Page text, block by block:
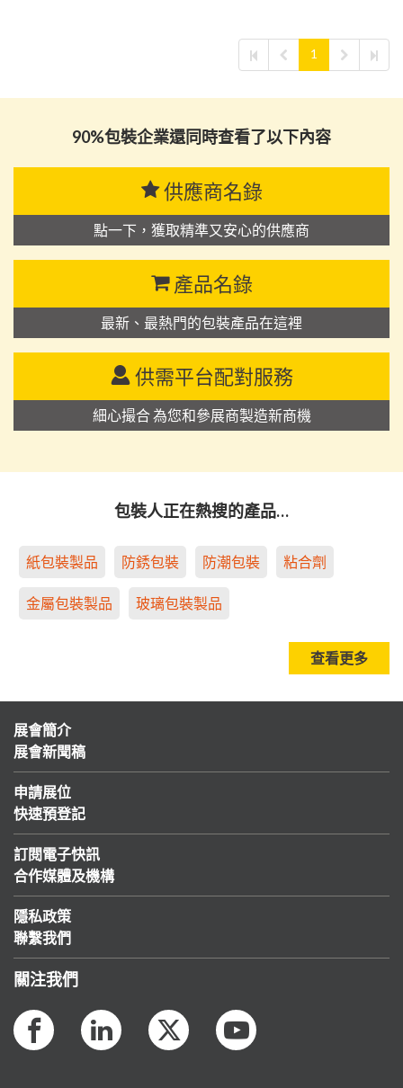
1
90%包裝企業還同時查看了以下內容
供應商名錄
點一下，獲取精準又安心的供應商
產品名錄
最新、最熱門的包裝產品在這裡
供需平台配對服務
細心撮合 為您和參展商製造新商機
包裝人正在熱搜的產品…
紙包裝製品 防銹包裝 防潮包裝 粘合劑
金屬包裝製品 玻璃包裝製品
查看更多
展會簡介
展會新聞稿
申請展位
快速預登記
訂閱電子快訊
合作媒體及機構
隱私政策
聯繫我們
關注我們